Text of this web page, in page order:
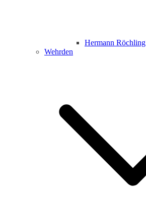
Hermann Röchling
Wehrden